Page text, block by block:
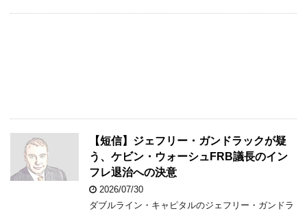
【短信】ジェフリー・ガンドラックが疑
う、ケビン・ウォーシュFRB議長のイン
フレ退治への決意
2026/07/30
ダブルライン・キャピタルのジェフリー・ガンドラ